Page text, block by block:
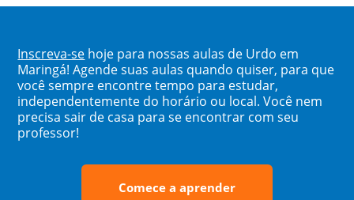
Inscreva-se hoje para nossas aulas de Urdo em
Maringá! Agende suas aulas quando quiser, para que
você sempre encontre tempo para estudar,
independentemente do horário ou local. Você nem
precisa sair de casa para se encontrar com seu
professor!
Comece a aprender